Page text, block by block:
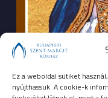
Ez a weboldal sütiket
nyújthassuk. A cookie-k